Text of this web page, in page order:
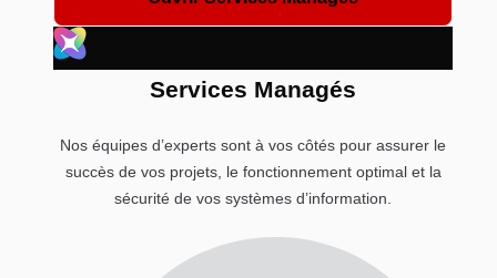
Services Managés
Nos équipes d’experts sont à vos côtés pour assurer le
succès de vos projets, le fonctionnement optimal et la
sécurité de vos systèmes d’information.